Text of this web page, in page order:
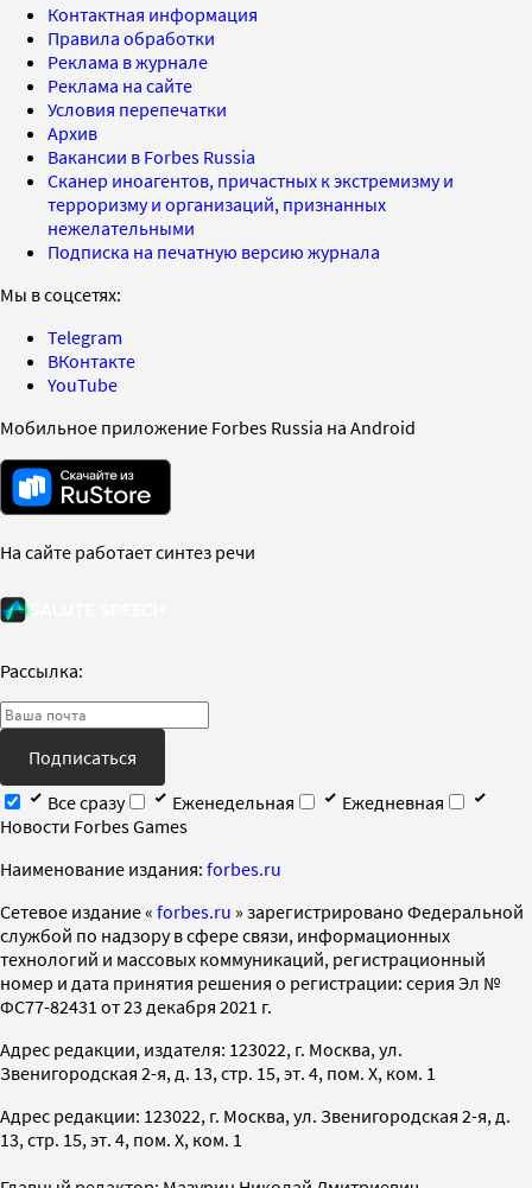
Контактная информация
Правила обработки
Реклама в журнале
Реклама на сайте
Условия перепечатки
Архив
Вакансии в Forbes Russia
Сканер иноагентов, причастных к экстремизму и
терроризму и организаций, признанных
нежелательными
Подписка на печатную версию журнала
Мы в соцсетях:
Telegram
ВКонтакте
YouTube
Мобильное приложение Forbes Russia на Android
На сайте работает синтез речи
Рассылка:
Подписаться
Все сразу
Еженедельная
Ежедневная
Новости Forbes Games
Наименование издания: forbes.ru
Cетевое издание « forbes.ru » зарегистрировано Федеральной
службой по надзору в сфере связи, информационных
технологий и массовых коммуникаций, регистрационный
номер и дата принятия решения о регистрации: серия Эл №
ФС77-82431 от 23 декабря 2021 г.
Адрес редакции, издателя: 123022, г. Москва, ул.
Звенигородская 2-я, д. 13, стр. 15, эт. 4, пом. X, ком. 1
Адрес редакции: 123022, г. Москва, ул. Звенигородская 2-я, д.
13, стр. 15, эт. 4, пом. X, ком. 1